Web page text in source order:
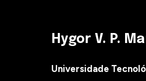
Hygor V. P.
Universidade